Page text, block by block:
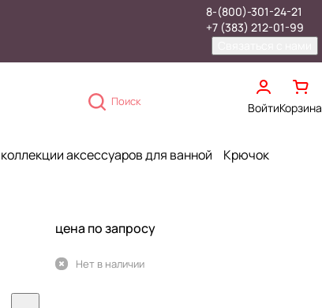
8-(800)-301-24-21
+7 (383) 212-01-99
Поиск ВойтиКорзина
аксессуаров для ванной
Крючок
цена по запросу
Нет в наличии